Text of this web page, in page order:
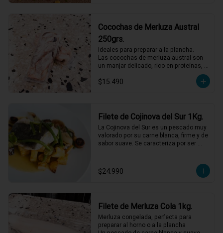
Cocochas de Merluza Austral
250grs.
Ideales para preparar a la plancha.
Las cocochas de merluza austral son
un manjar delicado, rico en proteínas,
ácidos grasos omega-3 y vitaminas del
grupo B.
$15.490
Filete de Cojinova del Sur 1Kg.
La Cojinova del Sur es un pescado muy
valorado por su carne blanca, firme y de
sabor suave. Se caracteriza por ser
plancha, a la parrilla o al horno. Vienen
en filetes de entre 300 grs y 500 grs.
$24.990
Filete de Merluza Cola 1kg.
Merluza congelada, perfecta para
preparar al horno o a la plancha